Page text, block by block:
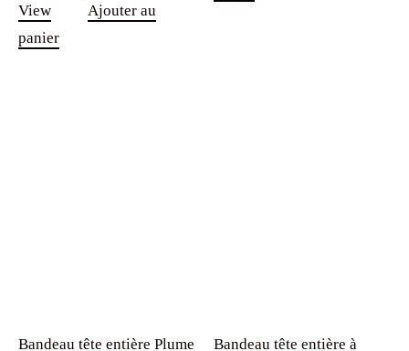
View
Ajouter au
panier
Bandeau tête entière Plume Bandeau tête entière à